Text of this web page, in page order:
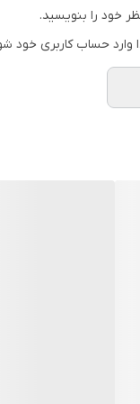
خود را بنویسید.
وارد حساب کاربری خود